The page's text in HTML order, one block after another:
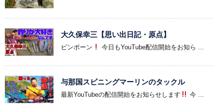
大久保幸三【思い出日記・原点】
ピンポーン 今日もYouTube配信開始をお知ら ...
与那国スピニングマーリンのタックル
最新YouTubeの配信開始をお知らせします 今 ...